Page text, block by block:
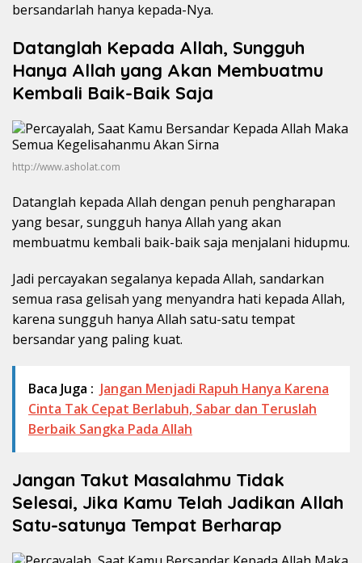
bersandarlah hanya kepada-Nya.
Datanglah Kepada Allah, Sungguh
Hanya Allah yang Akan Membuatmu
Kembali Baik-Baik Saja
http://www.asholat.com
Datanglah kepada Allah dengan penuh pengharapan
yang besar, sungguh hanya Allah yang akan
membuatmu kembali baik-baik saja menjalani hidupmu.
Jadi percayakan segalanya kepada Allah, sandarkan
semua rasa gelisah yang menyandra hati kepada Allah,
karena sungguh hanya Allah satu-satu tempat
bersandar yang paling kuat.
Baca Juga : Jangan Menjadi Rapuh Hanya Karena
Cinta Tak Cepat Berlabuh, Sabar dan Teruslah
Berbaik Sangka Pada Allah
Jangan Takut Masalahmu Tidak
Selesai, Jika Kamu Telah Jadikan Allah
Satu-satunya Tempat Berharap